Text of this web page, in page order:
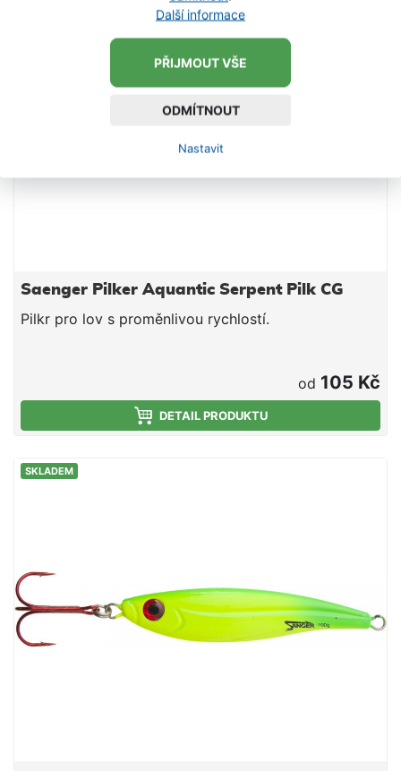
Další informace
PŘIJMOUT VŠE
ODMÍTNOUT
Nastavit
Saenger Pilker Aquantic Serpent Pilk CG
Pilkr pro lov s proměnlivou rychlostí.
od 105 Kč
DETAIL PRODUKTU
SKLADEM